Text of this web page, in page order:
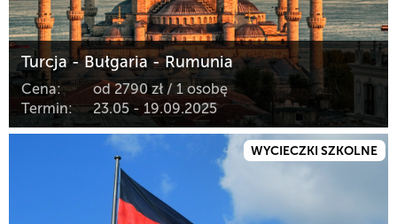
Turcja - Bułgaria - Rumunia
Cena:
od 2790 zł / 1 osobę
Termin:
23.05 - 19.09.2025
WYCIECZKI SZKOLNE